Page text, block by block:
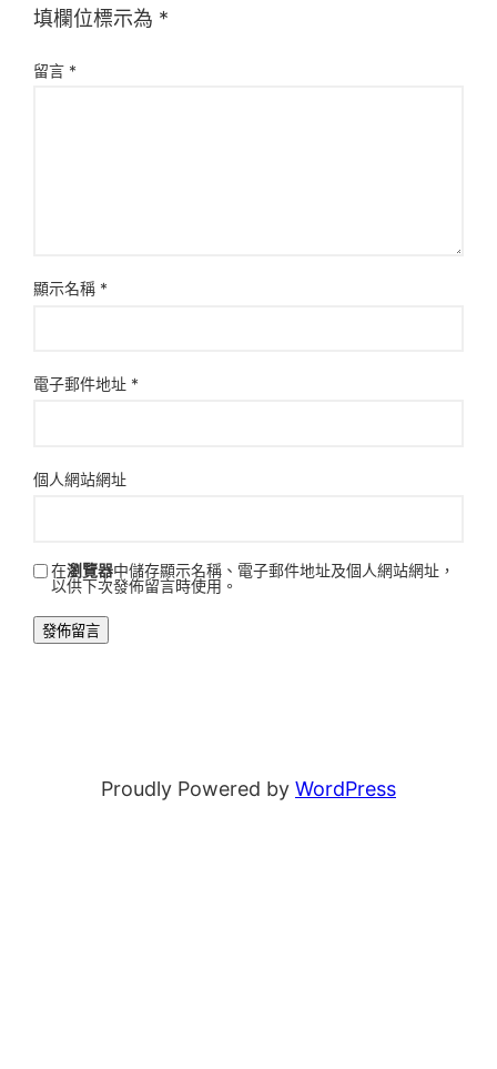
填欄位標示為 *
留言 *
顯示名稱 *
電子郵件地址 *
個人網站網址
在瀏覽器中儲存顯示名稱、電子郵件地址及個人網站網址，
以供下次發佈留言時使用。
Proudly Powered by WordPress